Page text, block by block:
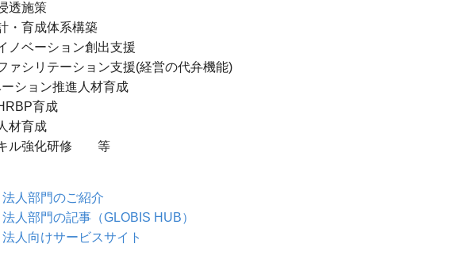
透施策
・育成体系構築
ノベーション創出支援
ァシリテーション支援(経営の代弁機能)
ション推進人材育成
育成
材育成
キル強化研修 等
法人部門のご紹介
法人部門の記事（GLOBIS HUB）
法人向けサービスサイト